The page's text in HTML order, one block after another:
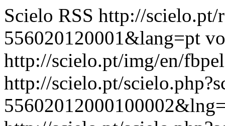
Scielo RSS http://scielo.pt/
556020120001&lang=pt
http://scielo.pt/img/en/
http://scielo.pt/